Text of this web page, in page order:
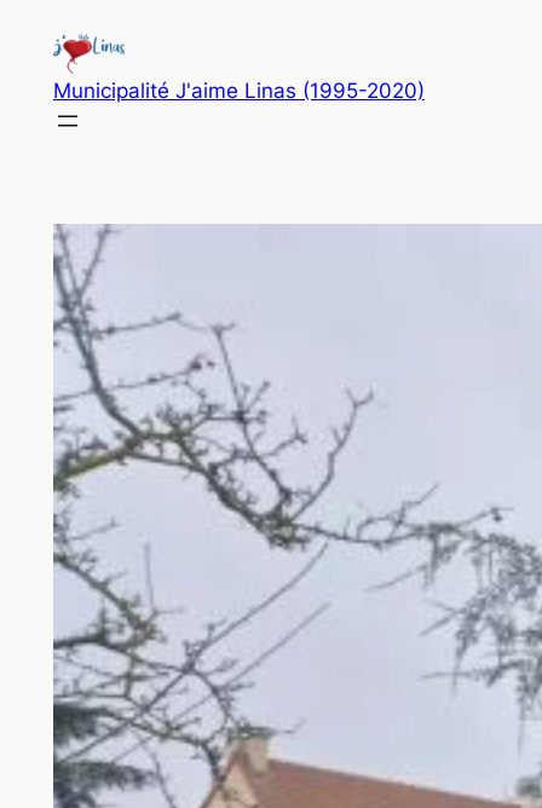
contenuMunicipalité J'aime Linas (1995-2020)